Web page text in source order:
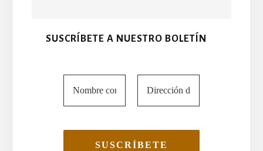
SUSCRÍBETE A NUESTRO BOLETÍN